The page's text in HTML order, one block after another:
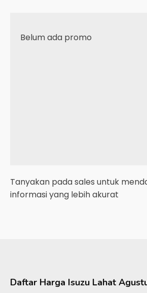
Belum ada promo
Tanyakan pada sales untuk
informasi yang lebih akurat
Daftar Harga Isuzu Lahat